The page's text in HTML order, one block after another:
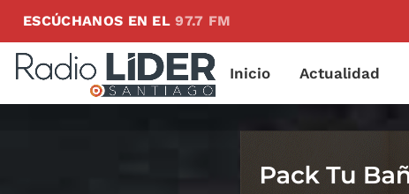
ESCÚCHANOS EN EL97.7 FM
Inicio Actualidad